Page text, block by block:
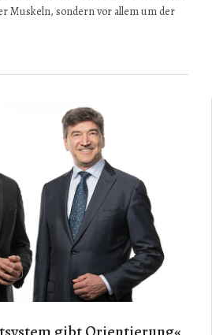
Muskeln, sondern vor allem um der